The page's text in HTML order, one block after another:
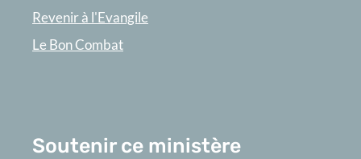
Revenir à l'Evangile
Le Bon Combat
Soutenir ce ministère